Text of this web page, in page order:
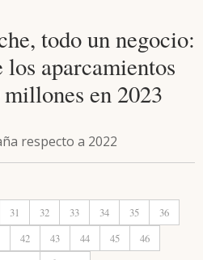
todo un negocio:
aparcamientos
en 2023
respecto a 2022
31 32 33 34 35
36
42 43 44 45
46